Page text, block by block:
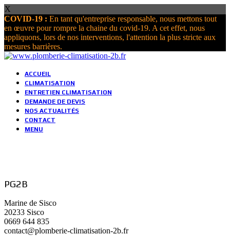
X
COVID-19 : En tant qu'entreprise responsable, nous mettons tout
en œuvre pour rompre la chaine du covid-19. A cet effet, nous
appliquons, lors de nos interventions, l'attention la plus stricte aux
mesures barrières.
ACCUEIL
CLIMATISATION
ENTRETIEN CLIMATISATION
DEMANDE DE DEVIS
NOS ACTUALITÉS
CONTACT
MENU
PG2B
Marine de Sisco
20233 Sisco
0669 644 835
contact@plomberie-climatisation-2b.fr